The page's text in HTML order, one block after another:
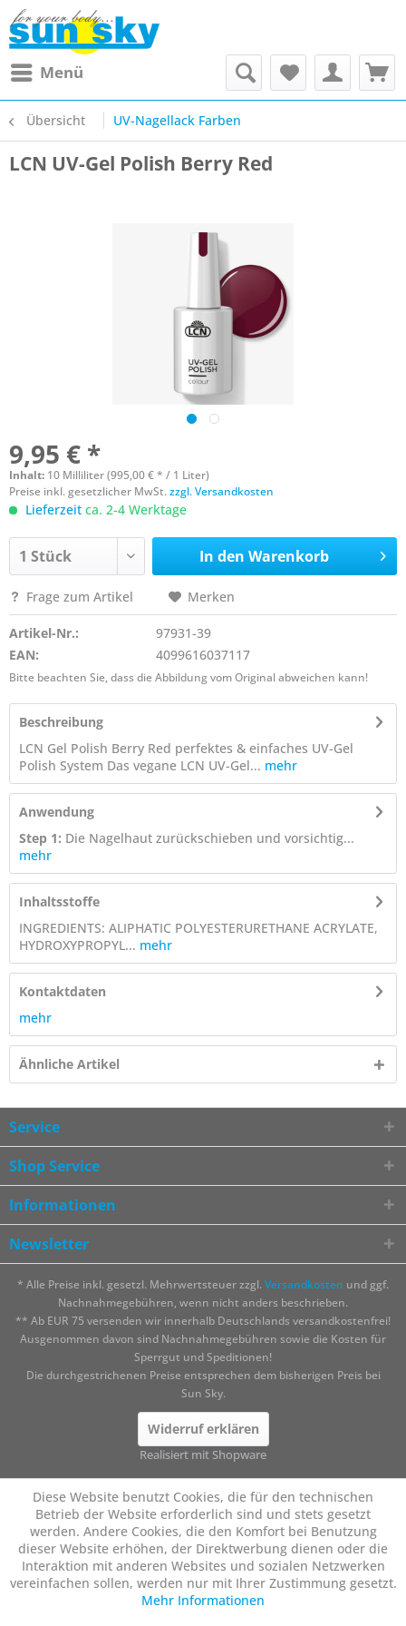
Menü
Übersicht UV-Nagellack Farben
LCN UV-Gel Polish Berry Red
9,95 € *
Inhalt: 10 Milliliter (995,00 € * / 1 Liter)
Preise inkl. gesetzlicher MwSt.zzgl. Versandkosten
Lieferzeit ca. 2-4 Werktage
In den Warenkorb
Frage zum Artikel Merken
Artikel-Nr.:
97931-39
EAN:
4099616037117
Bitte beachten Sie, dass die Abbildung vom Original abweichen kann!
Beschreibung
LCN Gel Polish Berry Red perfektes & einfaches UV-Gel
Polish System Das vegane LCN UV-Gel... mehr
Anwendung
Step 1: Die Nagelhaut zurückschieben und vorsichtig...
mehr
Inhaltsstoffe
INGREDIENTS: ALIPHATIC POLYESTERURETHANE ACRYLATE,
HYDROXYPROPYL... mehr
Kontaktdaten
mehr
Ähnliche Artikel
Service
Shop Service
Informationen
Newsletter
* Alle Preise inkl. gesetzl. Mehrwertsteuer zzgl. Versandkosten und ggf.
Nachnahmegebühren, wenn nicht anders beschrieben.
** Ab EUR 75 versenden wir innerhalb Deutschlands versandkostenfrei!
Ausgenommen davon sind Nachnahmegebühren sowie die Kosten für
Sperrgut und Speditionen!
Die durchgestrichenen Preise entsprechen dem bisherigen Preis bei
Sun Sky.
Widerruf erklären
Realisiert mit Shopware
Diese Website benutzt Cookies, die für den technischen
Betrieb der Website erforderlich sind und stets gesetzt
werden. Andere Cookies, die den Komfort bei Benutzung
dieser Website erhöhen, der Direktwerbung dienen oder die
Interaktion mit anderen Websites und sozialen Netzwerken
vereinfachen sollen, werden nur mit Ihrer Zustimmung gesetzt.
Mehr Informationen